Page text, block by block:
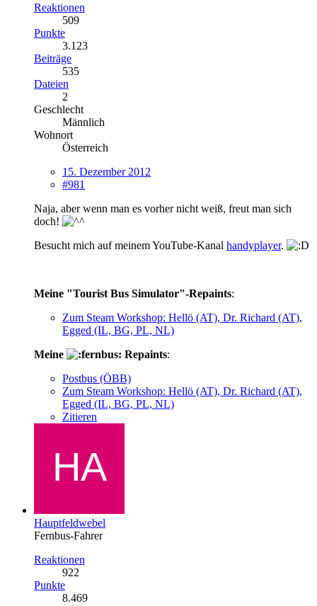
Reaktionen
509
Punkte
3.123
Beiträge
535
Dateien
2
Geschlecht
Männlich
Wohnort
Österreich
15. Dezember 2012
#981
Naja, aber wenn man es vorher nicht weiß, freut man sich
doch!
Besucht mich auf meinem YouTube-Kanal handyplayer.
Meine "Tourist Bus Simulator"-Repaints:
Zum Steam Workshop: Hellö (AT), Dr. Richard (AT),
Egged (IL, BG, PL, NL)
Meine
Repaints:
Postbus (ÖBB)
Zum Steam Workshop: Hellö (AT), Dr. Richard (AT),
Egged (IL, BG, PL, NL)
Zitieren
Hauptfeldwebel
Fernbus-Fahrer
Reaktionen
922
Punkte
8.469